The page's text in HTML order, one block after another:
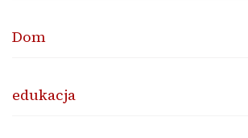
Dom
edukacja